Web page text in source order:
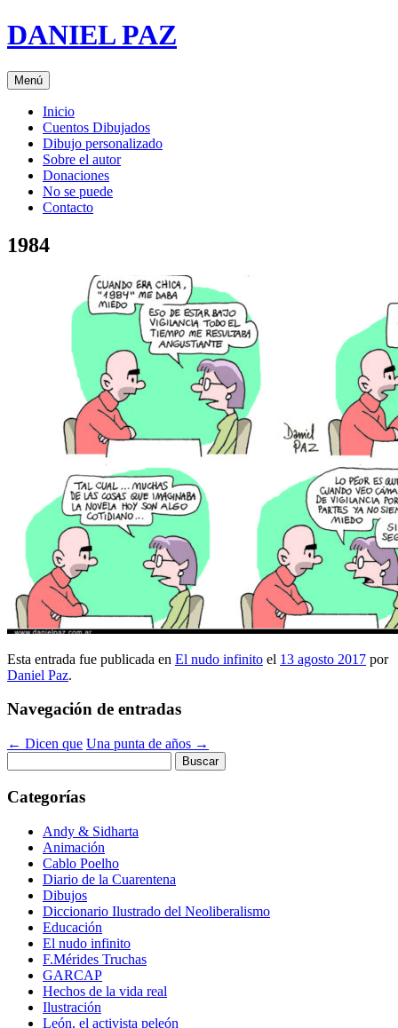
Saltar
al
DANIEL PAZ
Menú
Inicio
Cuentos Dibujados
Dibujo personalizado
Sobre el autor
Donaciones
No se puede
Contacto
1984
Esta entrada fue publicada en El nudo infinito el 13 agosto 2017 por
Daniel Paz.
Navegación de entradas
← Dicen que Una punta de años →
Categorías
Andy & Sidharta
Animación
Cablo Poelho
Diario de la Cuarentena
Dibujos
Diccionario Ilustrado del Neoliberalismo
Educación
El nudo infinito
F.Mérides Truchas
GARCAP
Hechos de la vida real
Ilustración
León, el activista peleón